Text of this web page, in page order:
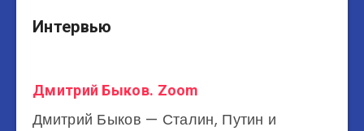
Интервью
Дмитрий Быков. Zoom
Дмитрий Быков — Сталин, Путин и